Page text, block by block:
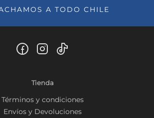
A TODO CHILE
Tienda
Términos y condiciones
Envíos y Devoluciones